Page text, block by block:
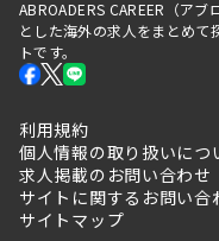
ABROADERS CAREER（ア
とした海外の求人をまとめて
トです。
利用規約
個人情報の取り扱いにつ
求人掲載のお問い合わせ
サイトに関するお問い合
サイトマップ